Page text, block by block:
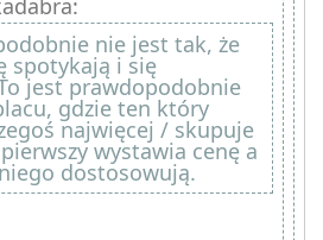
nie jest tak, że
spotykają i się
jest prawdopodobnie
gdzie ten który
najwięcej / skupuje
wystawia cenę a
dostosowują.